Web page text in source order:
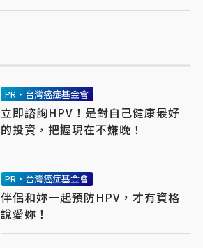
PR・台灣癌症基金會
立即諮詢HPV！是對自己健康最好
的投資，把握現在不嫌晚！
PR・台灣癌症基金會
伴侶和妳一起預防HPV，才有資格
說愛妳！